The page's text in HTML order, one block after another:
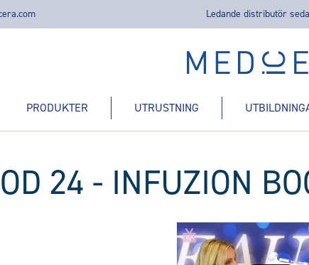
Ledande distributör
Medicera | New Medic
PRODUKTER UTRUSTNING
24 - INFUZION